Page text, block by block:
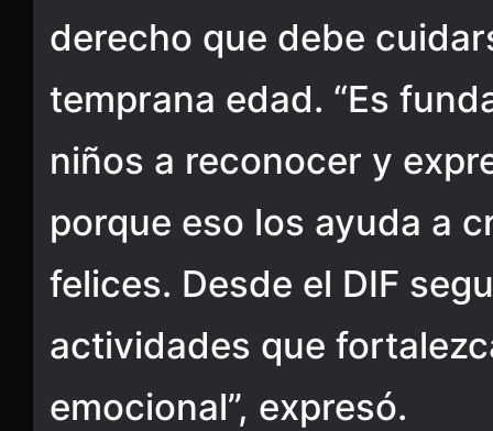
derecho que debe
temprana edad. “Es
niños a reconocer y
porque eso los ayuda a
felices. Desde el DIF
actividades que
emocional”, expresó.